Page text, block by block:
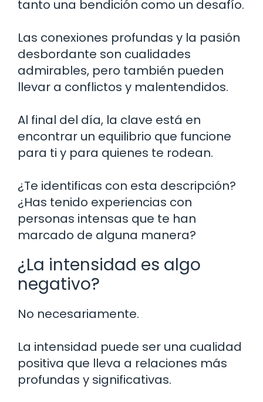
tanto una bendición como un desafío.
Las conexiones profundas y la pasión
desbordante son cualidades
admirables, pero también pueden
llevar a conflictos y malentendidos.
Al final del día, la clave está en
encontrar un equilibrio que funcione
para ti y para quienes te rodean.
¿Te identificas con esta descripción?
¿Has tenido experiencias con
personas intensas que te han
marcado de alguna manera?
¿La intensidad es algo
negativo?
No necesariamente.
La intensidad puede ser una cualidad
positiva que lleva a relaciones más
profundas y significativas.